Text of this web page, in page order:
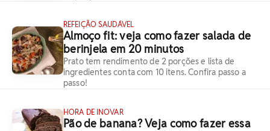
REFEIÇÃO SAUDÁVEL
Almoço fit: veja como fazer salada de
berinjela em 20 minutos
Prato tem rendimento de 2 porções e lista de
ingredientes conta com 10 itens. Confira passo a
passo!
HORA DE INOVAR
Pão de banana? Veja como fazer essa